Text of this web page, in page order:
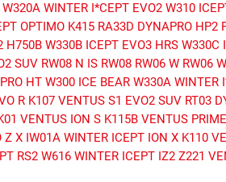
W320A WINTER I*CEPT EVO2 W310
OPTIMO K415 RA33D DYNAPRO HP2
H750B W330B ICEPT EVO3 HRS W330C
SUV RW08 N IS RW08 RW06 W RW06
HT W300 ICE BEAR W330A WINTER
R K107 VENTUS S1 EVO2 SUV RT03
VENTUS ION S K115B VENTUS
Z X IW01A WINTER ICEPT ION X K110
RS2 W616 WINTER ICEPT IZ2 Z221